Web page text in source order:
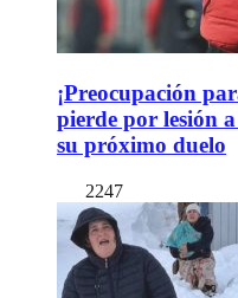
¡Preocupación
pierde por lesión
su próximo duelo
2247